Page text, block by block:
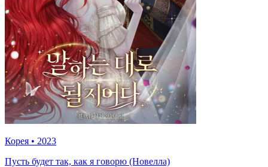
Корея • 2023
Пусть будет так, как я говорю (Новелла)